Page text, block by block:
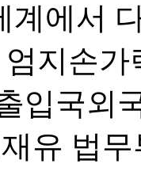
계에서
지손
입국외
유 법